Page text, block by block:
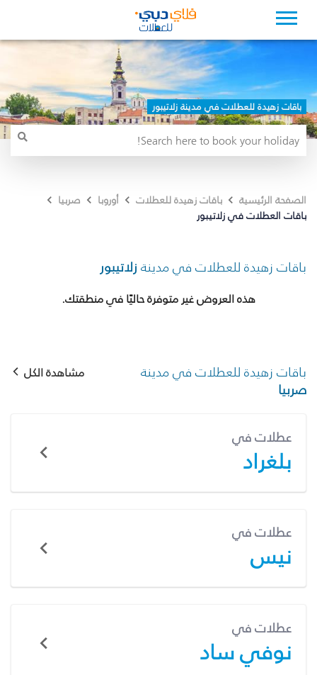
باقات زهيدة للعطلات في مدينة زلاتيبور
الصفحة الرئيسية باقات زهيدة للعطلات أوروبا
صربيا
باقات العطلات في زلاتيبور
باقات زهيدة للعطلات في مدينة زلاتيبور
هذه العروض غير متوفرة حاليًا في منطقتك.
باقات زهيدة للعطلات في مدينة
صربيا
مشاهدة الكل
عطلات في
بلغراد
عطلات في
نيس
عطلات في
نوفي ساد